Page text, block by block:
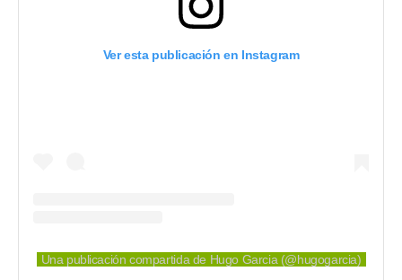
Ver esta publicación en Instagram
Una publicación compartida de Hugo Garcia (@hugogarcia)